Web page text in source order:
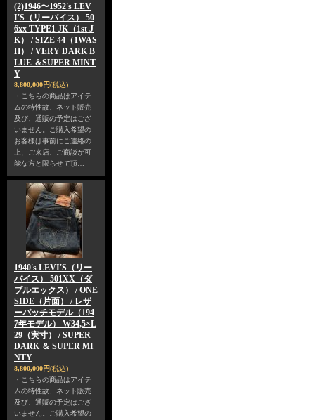
(2)1946〜1952's LEV
I'S（リーバイス） 50
6xx TYPE1 JK（1st J
K） / SIZE 44（1WAS
H） / VERY DARK B
LUE ＆SUPER MINT
Y
8,800,000円(税込)
・こちらの商品はアイテ
ムの特性故、ネット販売
及び、通販の予定はござ
いません。ご購入希望の
お客様は事前にご連絡の
上、ご来店、ご商談が可
能な方と限らせて頂…
1940's LEVI'S（リー
バイス） 501XX（ダ
ブルエックス） / ONE
SIDE（片面） / レザ
ーパッチモデル（194
7年モデル） W34,5×L
29（実寸） / SUPER
DARK ＆ SUPER MI
NTY
8,800,000円(税込)
・こちらの商品はアイテ
ムの特性故、ネット販売
及び、通販の予定はござ
いません。ご購入希望の